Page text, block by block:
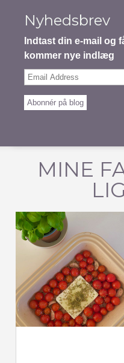
Nyhedsbrev
Indtast din e-mail og
kommer nye indlæg
Email
Abonnér på blog
MINE